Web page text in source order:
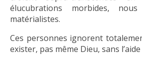
élucubrations morbides,
matérialistes.
Ces personnes ignorent
exister, pas même Dieu, sans